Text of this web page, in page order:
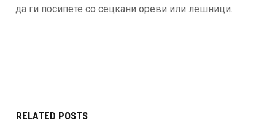
да ги посипете со сецкани ореви или лешници.
RELATED POSTS